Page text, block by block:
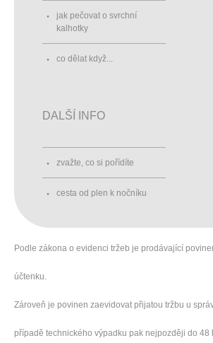
jak pečovat o svrchní
kalhotky
co dělat když...
DALŠÍ INFO
zvažte, co si pořídíte
cesta od plen k nočníku
Podle zákona o evidenci tržeb je prodávající
účtenku.
Zároveň je povinen zaevidovat přijatou tržbu u
případě technického výpadku pak nejpozději do 48